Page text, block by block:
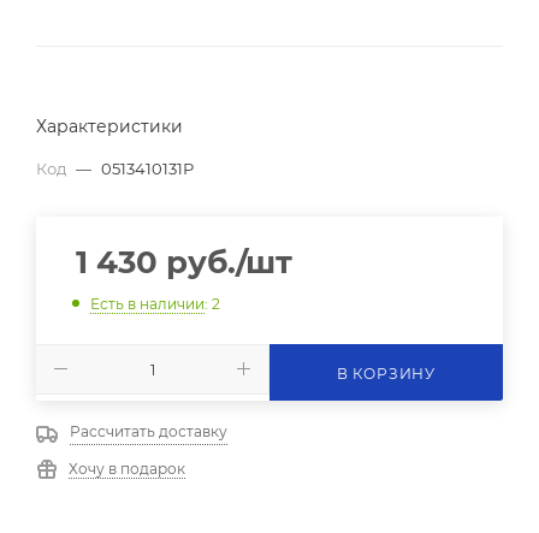
Характеристики
Код — 0513410131Р
1 430 руб./шт
Есть в наличии: 2
В КОРЗИНУ
Рассчитать доставку
Хочу в подарок